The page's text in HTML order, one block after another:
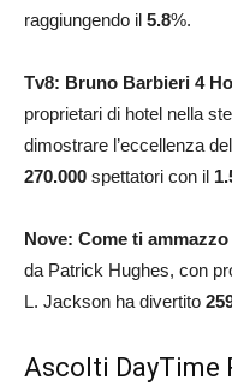
raggiungendo il 5.8%.
Tv8: Bruno Barbieri 4
proprietari di hotel nella
dimostrare l’eccellenza
270.000 spettatori con il
Nove: Come ti
da Patrick Hughes, con
L. Jackson ha divertito
Ascolti DayTime